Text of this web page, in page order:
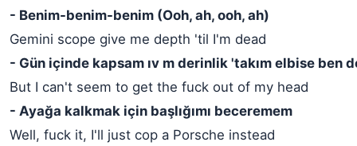
- Benim-benim-benim (Ooh, ah, ooh, ah)
Gemini scope give me depth 'til I'm dead
- Gün içinde kapsam ıv m derinlik 'takım elbise ben
But I can't seem to get the fuck out of my head
- Ayağa kalkmak için başlığımı beceremem
Well, fuck it, I'll just cop a Porsche instead